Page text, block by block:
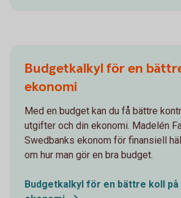
Budgetkalkyl för en
ekonomi
Med en budget kan du få bättre
utgifter och din ekonomi. Madelén
Swedbanks ekonom för finansiell
om hur man gör en bra budget.
Budgetkalkyl för en bättre koll på